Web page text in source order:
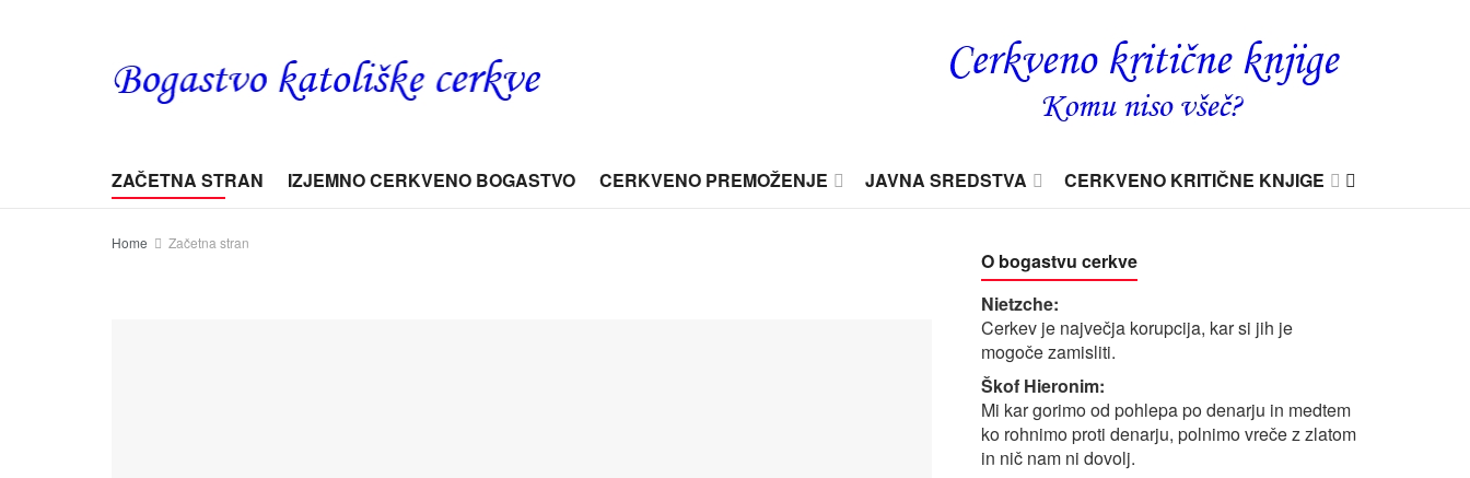
ZAČETNA STRAN IZJEMNO CERKVENO BOGASTVO CERKVENO PREMOŽENJE JAVNA SREDSTVA CERKVENO KRITIČNE KNJIGE
Home Začetna stran
O bogastvu cerkve
Nietzche:
Cerkev je največja korupcija, kar si jih je
mogoče zamisliti.
Škof Hieronim:
Mi kar gorimo od pohlepa po denarju in medtem
ko rohnimo proti denarju, polnimo vreče z zlatom
in nič nam ni dovolj.